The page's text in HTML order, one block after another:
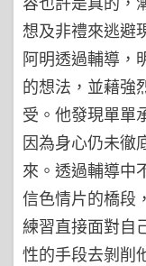
想及非禮來逃避
阿明透過輔導，
的想法，並藉強
受。他發現單單
因為身心仍未徹
來。透過輔導中
信色情片的橋段
練習直接面對自
性的手段去剝削